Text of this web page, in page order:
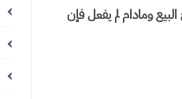
ومادام لم يفعل فإن